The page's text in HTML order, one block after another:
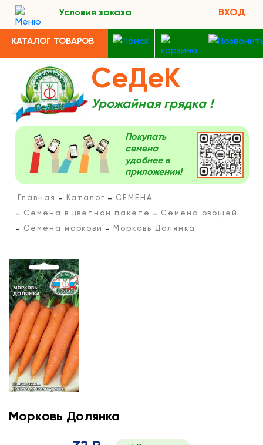
Условия заказа ВХОД
КАТАЛОГ ТОВАРОВ
СеДеК
Урожайная грядка !
Покупать
семена
удобнее в
приложении!
Главная Каталог
СЕМЕНА
Семена в цветном пакете
Семена овощей
Семена моркови
Морковь Долянка
Морковь Долянка